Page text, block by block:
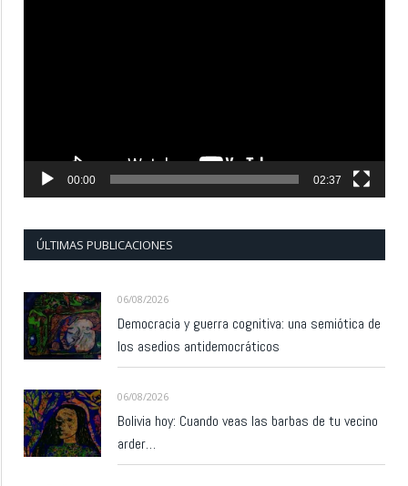
00:00 02:37
ÚLTIMAS PUBLICACIONES
06/08/2026
Democracia y guerra cognitiva: una semiótica de
los asedios antidemocráticos
06/08/2026
Bolivia hoy: Cuando veas las barbas de tu vecino
arder…